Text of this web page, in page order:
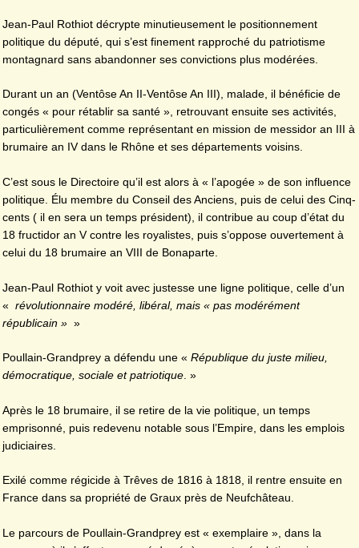
Jean-Paul Rothiot décrypte minutieusement le positionnement
politique du député, qui s’est finement rapproché du patriotisme
montagnard sans abandonner ses convictions plus modérées.
Durant un an (Ventôse An II-Ventôse An III), malade, il bénéficie de
congés « pour rétablir sa santé », retrouvant ensuite ses activités,
particulièrement comme représentant en mission de messidor an III à
brumaire an IV dans le Rhône et ses départements voisins.
C’est sous le Directoire qu’il est alors à « l’apogée » de son influence
politique. Élu membre du Conseil des Anciens, puis de celui des Cinq-
cents ( il en sera un temps président), il contribue au coup d’état du
18 fructidor an V contre les royalistes, puis s’oppose ouvertement à
celui du 18 brumaire an VIII de Bonaparte.
Jean-Paul Rothiot y voit avec justesse une ligne politique, celle d’un
« révolutionnaire modéré, libéral, mais « pas modérément
républicain » »
Poullain-Grandprey a défendu une « République du juste milieu,
démocratique, sociale et patriotique. »
Après le 18 brumaire, il se retire de la vie politique, un temps
emprisonné, puis redevenu notable sous l’Empire, dans les emplois
judiciaires.
Exilé comme régicide à Trêves de 1816 à 1818, il rentre ensuite en
France dans sa propriété de Graux près de Neufchâteau.
Le parcours de Poullain-Grandprey est « exemplaire », dans la